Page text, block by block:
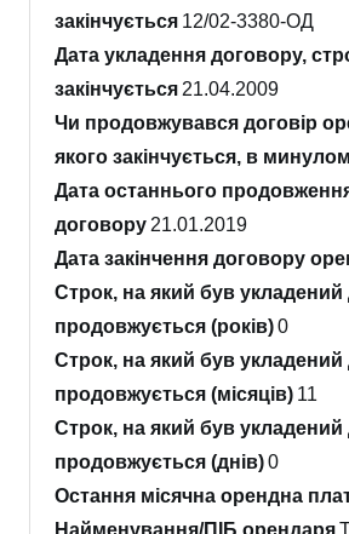
закінчується 12/02-3380-ОД
Дата укладення договору,
закінчується 21.04.2009
Чи продовжувався договір
якого закінчується, в
Дата останнього
договору 21.01.2019
Дата закінчення договору
Строк, на який був укладений
продовжується (років)0
Строк, на який був укладений
продовжується (місяців) 11
Строк, на який був укладений
продовжується (днів)0
Остання місячна орендна